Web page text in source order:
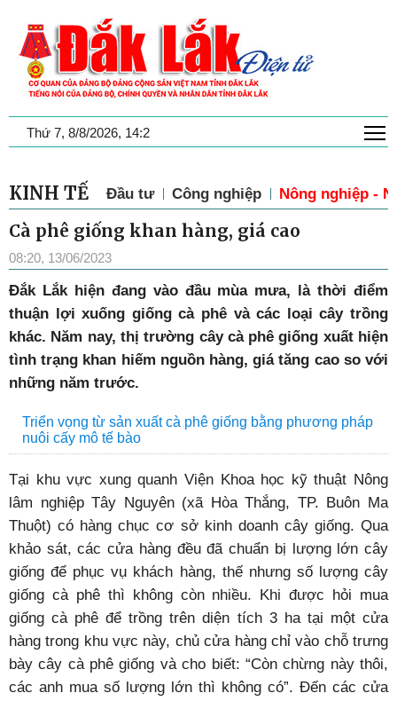
Thứ 7, 8/8/2026, 14:2
KINH TẾ Đầu tư Công nghiệp Nông nghiệp -
Cà phê giống khan hàng, giá cao
08:20, 13/06/2023
Đắk Lắk hiện đang vào đầu mùa mưa, là thời điểm
thuận lợi xuống giống cà phê và các loại cây trồng
khác. Năm nay, thị trường cây cà phê giống xuất hiện
tình trạng khan hiếm nguồn hàng, giá tăng cao so với
những năm trước.
Triển vọng từ sản xuất cà phê giống bằng phương pháp
nuôi cấy mô tế bào
Tại khu vực xung quanh Viện Khoa học kỹ thuật Nông
lâm nghiệp Tây Nguyên (xã Hòa Thắng, TP. Buôn Ma
Thuột) có hàng chục cơ sở kinh doanh cây giống. Qua
khảo sát, các cửa hàng đều đã chuẩn bị lượng lớn cây
giống để phục vụ khách hàng, thế nhưng số lượng cây
giống cà phê thì không còn nhiều. Khi được hỏi mua
giống cà phê để trồng trên diện tích 3 ha tại một cửa
hàng trong khu vực này, chủ cửa hàng chỉ vào chỗ trưng
bày cây cà phê giống và cho biết: “Còn chừng này thôi,
các anh mua số lượng lớn thì không có”. Đến các cửa